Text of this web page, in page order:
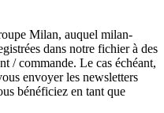
Milan, auquel milan-
dans notre fichier à des
/ commande. Le cas échéant,
envoyer les newsletters
bénéficiez en tant que